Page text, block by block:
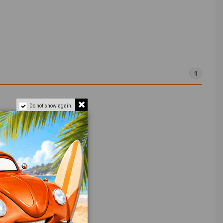
1
Do not show again.